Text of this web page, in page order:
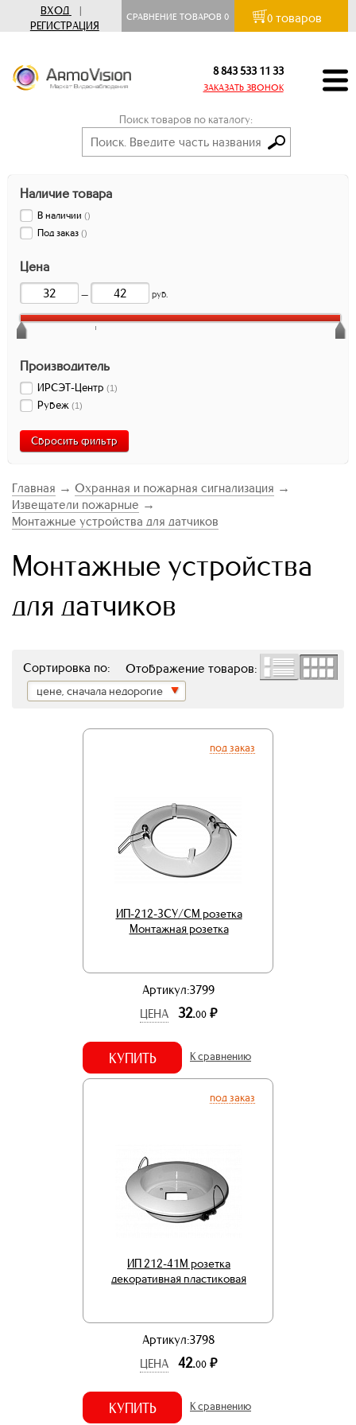
ВХОД
|
РЕГИСТРАЦИЯ
СРАВНЕНИЕ ТОВАРОВ0 0 товаров
8 843 533 11 33
ЗАКАЗАТЬ ЗВОНОК
Поиск товаров по каталогу:
Наличие товара
В наличии ()
Под заказ ()
Цена
— руб.
Производитель
ИРСЭТ-Центр (1)
Рубеж (1)
Сбросить фильтр
Главная → Охранная и пожарная сигнализация →
Извещатели пожарные →
Монтажные устройства для датчиков
Монтажные устройства
для датчиков
Отображение товаров:
Сортировка по:
цене, сначала недорогие
под заказ
ИП-212-3СУ/СМ розетка
Монтажная розетка
Артикул:3799
ЦЕНА
32.00 р.
КУПИТЬ К сравнению
под заказ
ИП 212-41М розетка
декоративная пластиковая
Артикул:3798
ЦЕНА
42.00 р.
КУПИТЬ К сравнению